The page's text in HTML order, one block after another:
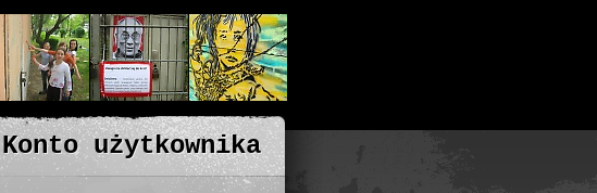
Konto użytkownika